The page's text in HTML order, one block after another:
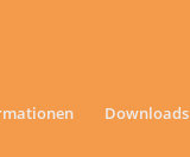
Downloads